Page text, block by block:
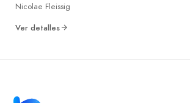
Nicolae Fleissig
Ver detalles